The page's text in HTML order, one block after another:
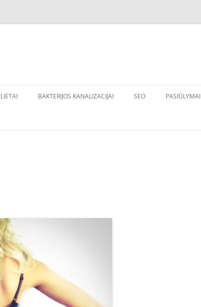
BAKTERIJOS KANALIZACIJAI SEO PASIŪLYMAI